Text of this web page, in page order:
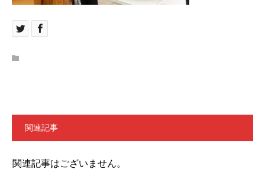
関連記事
関連記事はございません。